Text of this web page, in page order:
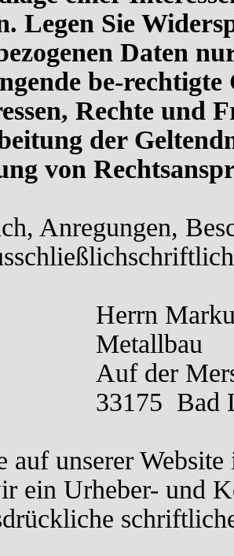
Legen Sie
Daten
be-rechtigte
Rechte und
der
von
Anregungen,
Markus
Bad
auf unserer Website
ein Urheber- und